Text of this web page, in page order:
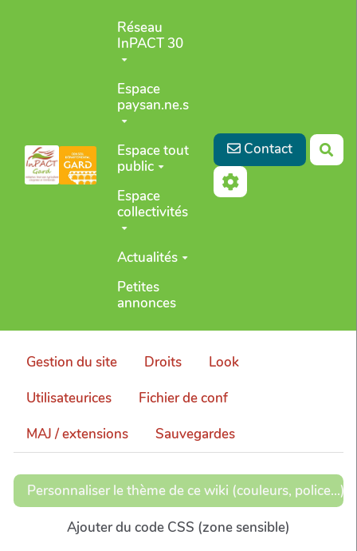
Aller au contenu principal
Réseau
InPACT 30
Espace
paysan.ne.s
Espace tout
public
Espace
collectivités
Actualités
Petites
annonces
Contact
Gestion du site Droits
Look
Utilisateurices
Fichier de conf
MAJ / extensions
Sauvegardes
Personnaliser le thème de ce wiki (couleurs, police...)
Ajouter du code CSS (zone sensible)